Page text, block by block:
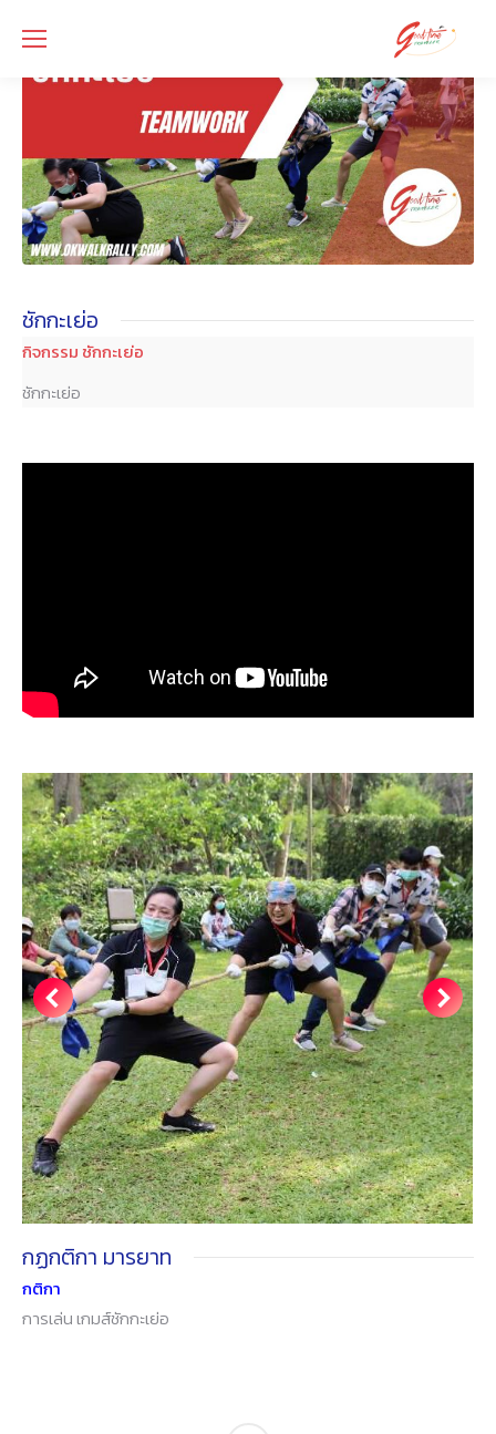
ชักกะเย่อ
กิจกรรม ชักกะเย่อ
ชักกะเย่อ
กฏกติกา มารยาท
กติกา
การเล่น เกมส์ชักกะเย่อ